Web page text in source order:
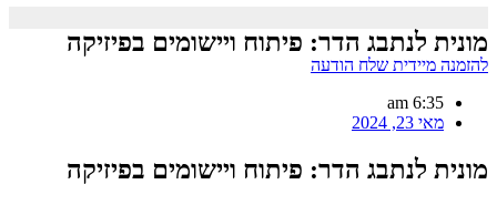
מונית לנתבג הדר: פיתוח ויישומים בפיזיקה
להזמנה מיידית שלח הודעה
6:35 am
מאי 23, 2024
מונית לנתבג הדר: פיתוח ויישומים בפיזיקה